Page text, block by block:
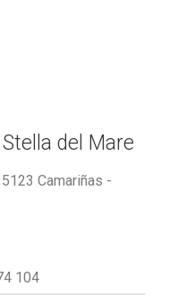
del Mare
Camariñas -
104